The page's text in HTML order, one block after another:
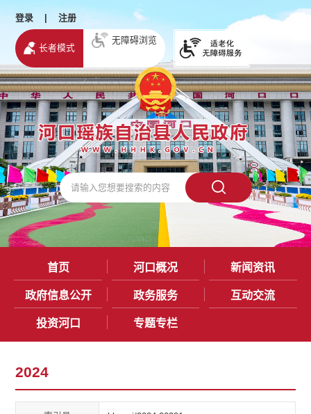
登录 | 注册
长者模式
无障碍浏览
首页 河口概况 新闻资讯
政府信息公开 政务服务 互动交流
投资河口 专题专栏
2024